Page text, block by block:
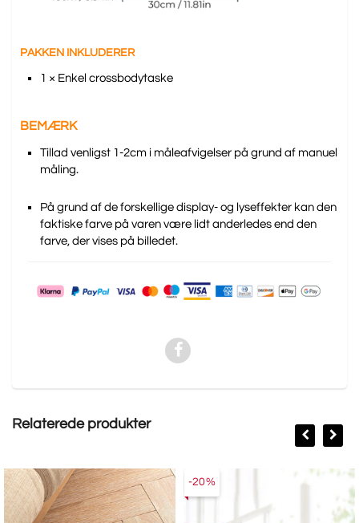
PAKKEN INKLUDERER
1 × Enkel crossbodytaske
BEMÆRK
Tillad venligst 1-2cm i måleafvigelser på grund af manuel
måling.
På grund af de forskellige display- og lyseffekter kan den
faktiske farve på varen være lidt anderledes end den
farve, der vises på billedet.
Relaterede produkter
-20%